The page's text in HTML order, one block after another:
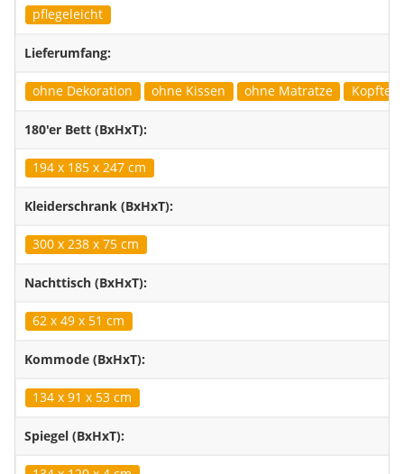
pflegeleicht
Lieferumfang:
ohne Dekoration ohne Kissen ohne Matratze Kopfteil
180'er Bett (BxHxT):
194 x 185 x 247 cm
Kleiderschrank (BxHxT):
300 x 238 x 75 cm
Nachttisch (BxHxT):
62 x 49 x 51 cm
Kommode (BxHxT):
134 x 91 x 53 cm
Spiegel (BxHxT):